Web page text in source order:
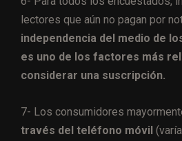
lectores que aún no pagan por
independencia del medio de
es uno de los factores más
considerar una suscripción.
7- Los consumidores
través del teléfono móvil